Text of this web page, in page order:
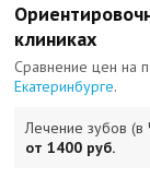
клиниках
Сравнение цен на
Екатеринбурге.
Лечение зубов (в
от 1400 руб.